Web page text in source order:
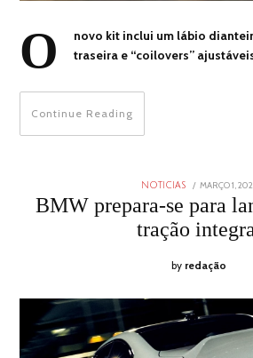
O
novo kit inclui um lábio
traseira e “coilovers”
Continue Reading
NOTICIAS
POSTED
MARÇO 1,
BMW prepara-se para
tração
by redação